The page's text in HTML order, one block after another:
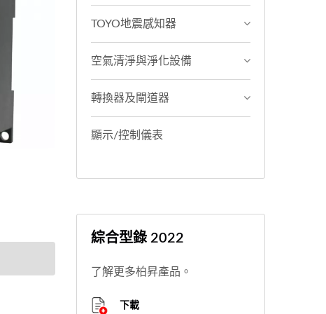
TOYO地震感知器
空氣清淨與淨化設備
轉換器及閘道器
顯示/控制儀表
綜合型錄 2022
了解更多柏昇產品。
下載